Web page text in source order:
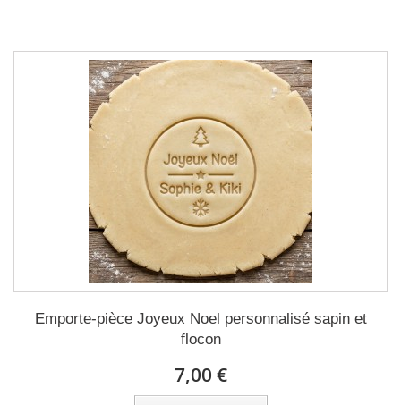
Emporte-pièce Joyeux Noel personnalisé sapin et
flocon
7,00 €